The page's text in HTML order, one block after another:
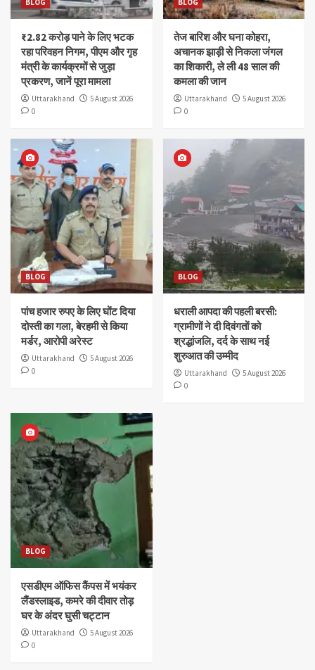
₹2.82 करोड़ पाने के लिए भटक
रहा परिवहन निगम, पीएम और गृह
मंत्री के कार्यक्रमों से जुड़ा
प्रकरण, जानें पूरा मामला
Uttarakhand
5 August 2026
0
तेज बारिश और घना कोहरा,
अचानक झाड़ी से निकला जंगल
का शिकारी, ले ली 48 साल की
कमला की जान
Uttarakhand
5 August 2026
0
BLOG
पांच हजार रुपए के लिए घोंट दिया
दोस्ती का गला, बेरहमी से किया
मर्डर, आरोपी अरेस्ट
Uttarakhand
5 August 2026
0
BLOG
धराली आपदा की पहली बरसी:
ग्रामीणों ने दी दिवंगतों को
श्रद्धांजलि, दर्द के साथ नई
शुरुआत की उम्मीद
Uttarakhand
5 August 2026
0
BLOG
एसडीएम ऑफिस कैंपस में भयंकर
लैंडस्लाइड, कमरे की दीवार तोड़
घर के अंदर घुसी चट्टान
Uttarakhand
5 August 2026
0